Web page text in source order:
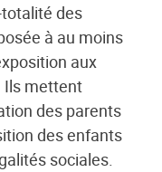
totalité des
à au moins
aux
Ils mettent
des parents
des enfants
sociales.